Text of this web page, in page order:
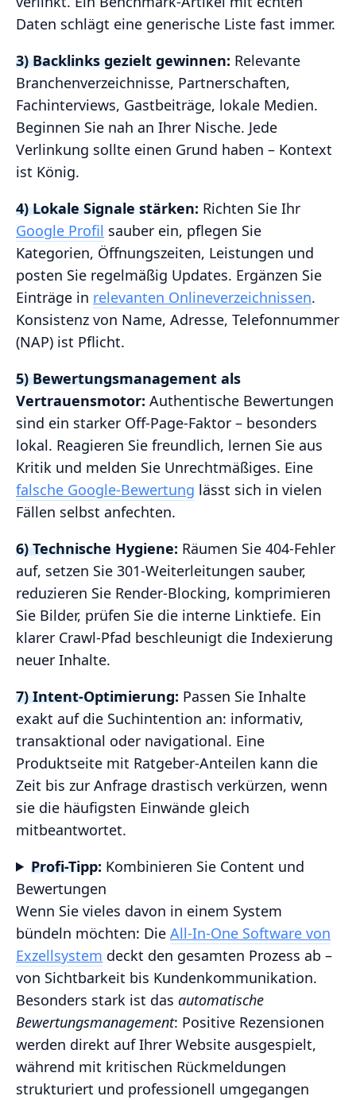
Daten schlägt eine generische Liste fast immer.
3) Backlinks gezielt gewinnen: Relevante
Branchenverzeichnisse, Partnerschaften,
Fachinterviews, Gastbeiträge, lokale Medien.
Beginnen Sie nah an Ihrer Nische. Jede
Verlinkung sollte einen Grund haben – Kontext
ist König.
4) Lokale Signale stärken: Richten Sie Ihr
Google Profil sauber ein, pflegen Sie
Kategorien, Öffnungszeiten, Leistungen und
posten Sie regelmäßig Updates. Ergänzen Sie
Einträge in relevanten Onlineverzeichnissen.
Konsistenz von Name, Adresse, Telefonnummer
(NAP) ist Pflicht.
5) Bewertungsmanagement als
Vertrauensmotor: Authentische Bewertungen
sind ein starker Off-Page-Faktor – besonders
lokal. Reagieren Sie freundlich, lernen Sie aus
Kritik und melden Sie Unrechtmäßiges. Eine
falsche Google-Bewertung lässt sich in vielen
Fällen selbst anfechten.
6) Technische Hygiene: Räumen Sie 404-Fehler
auf, setzen Sie 301-Weiterleitungen sauber,
reduzieren Sie Render-Blocking, komprimieren
Sie Bilder, prüfen Sie die interne Linktiefe. Ein
klarer Crawl-Pfad beschleunigt die Indexierung
neuer Inhalte.
7) Intent-Optimierung: Passen Sie Inhalte
exakt auf die Suchintention an: informativ,
transaktional oder navigational. Eine
Produktseite mit Ratgeber-Anteilen kann die
Zeit bis zur Anfrage drastisch verkürzen, wenn
sie die häufigsten Einwände gleich
mitbeantwortet.
Profi-Tipp: Kombinieren Sie Content und
Bewertungen
Wenn Sie vieles davon in einem System
bündeln möchten: Die All‑In‑One Software von
Exzellsystem deckt den gesamten Prozess ab –
von Sichtbarkeit bis Kundenkommunikation.
Besonders stark ist das automatische
Bewertungsmanagement: Positive Rezensionen
werden direkt auf Ihrer Website ausgespielt,
während mit kritischen Rückmeldungen
strukturiert und professionell umgegangen